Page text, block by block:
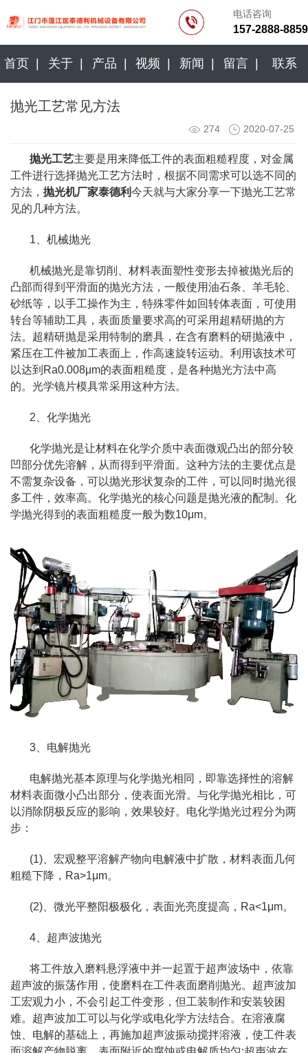
电话咨询
157-2888-8859
首页 | 关于 | 产品 | 视频 | 新闻 | 留言 | 联系
抛光工艺常见方法
274 2020-07-25
抛光工艺主要是用来降低工件的表面粗糙程度，对金属
工件进行选择抛光工艺方法时，根据不同需求可以选不同的
方法， 抛光机厂家泰德利今天就与大家分享一下抛光工艺常
见的几种方法。
1、机械抛光
机械抛光是靠切削、材料表面塑性变形去掉被抛光后的
凸部而得到平滑面的抛光方法，一般使用油石条、羊毛轮、
砂纸等，以手工操作为主，特殊零件如回转体表面，可使用
转台等辅助工具，表面质量要求高的可采用超精研抛的方
法。超精研抛是采用特制的磨具，在含有磨料的研抛液中，
紧压在工件被加工表面上，作高速旋转运动。利用该技术可
以达到Ra0.008μm的表面粗糙度，是各种抛光方法中高
的。光学镜片模具常采用这种方法。
2、化学抛光
化学抛光是让材料在化学介质中表面微观凸出的部分较
凹部分优先溶解，从而得到平滑面。这种方法的主要优点是
不需复杂设备，可以抛光形状复杂的工件，可以同时抛光很
多工件，效率高。化学抛光的核心问题是抛光液的配制。化
学抛光得到的表面粗糙度一般为数10μm。
3、电解抛光
电解抛光基本原理与化学抛光相同，即靠选择性的溶解
材料表面微小凸出部分，使表面光滑。与化学抛光相比，可
以消除阴极反应的影响，效果较好。电化学抛光过程分为两
步：
(1)、宏观整平溶解产物向电解液中扩散，材料表面几何
粗糙下降，Ra>1μm。
(2)、微光平整阳极极化，表面光亮度提高，Ra<1μm。
4、超声波抛光
将工件放入磨料悬浮液中并一起置于超声波场中，依靠
超声波的振荡作用，使磨料在工件表面磨削抛光。超声波加
工宏观力小，不会引起工件变形，但工装制作和安装较困
难。超声波加工可以与化学或电化学方法结合。在溶液腐
蚀、电解的基础上，再施加超声波振动搅拌溶液，使工件表